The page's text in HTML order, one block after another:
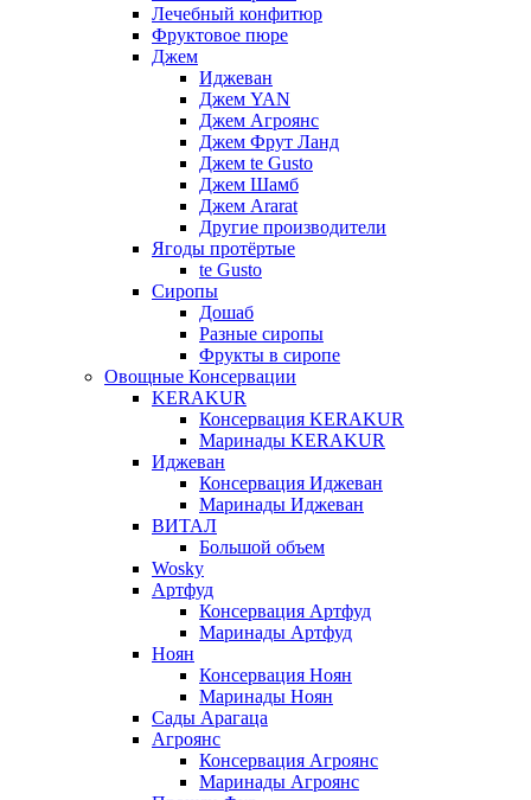
Лечебный конфитюр
Фруктовое пюре
Джем
Иджеван
Джем YAN
Джем Агроянс
Джем Фрут Ланд
Джем te Gusto
Джем Шамб
Джем Ararat
Другие производители
Ягоды протёртые
te Gusto
Сиропы
Дошаб
Разные сиропы
Фрукты в сиропе
Овощные Консервации
KERAKUR
Консервация KERAKUR
Маринады KERAKUR
Иджеван
Консервация Иджеван
Маринады Иджеван
ВИТАЛ
Большой объем
Wosky
Артфуд
Консервация Артфуд
Маринады Артфуд
Ноян
Консервация Ноян
Маринады Ноян
Сады Арагаца
Агроянс
Консервация Агроянс
Маринады Агроянс